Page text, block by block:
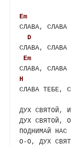
Em
СЛАВА,
D
СЛАВА,
Em
H
СЛАВА ТЕБЕ,
ДУХ СВЯТОЙ,
ДУХ СВЯТОЙ,
ПОДНИМАЙ
О-О, ДУХ